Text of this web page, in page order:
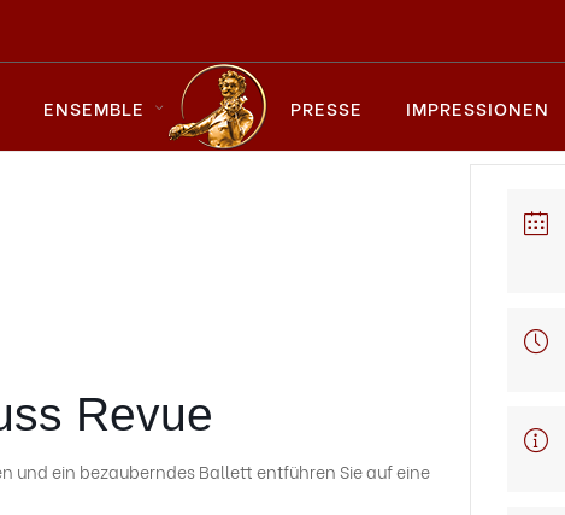
ENSEMBLE PRESSE IMPRESSIONEN
Revue
und ein bezauberndes Ballett entführen Sie auf eine